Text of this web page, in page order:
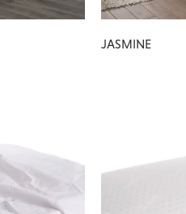
JASMINE